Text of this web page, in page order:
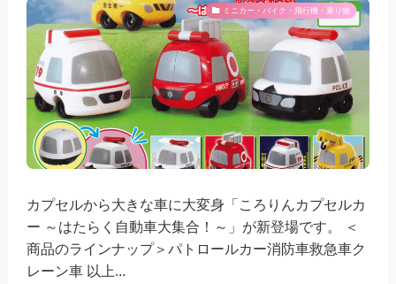
ミニカー・バイク・飛行機・乗り物
カプセルから大きな車に大変身「ころりんカプセルカ
ー ～はたらく自動車大集合！～」が新登場です。 ＜
商品のラインナップ＞パトロールカー消防車救急車ク
レーン車 以上...